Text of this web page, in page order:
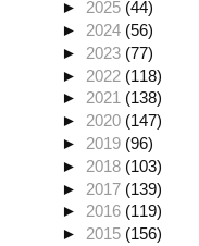
► 2025 (44)
► 2024 (56)
► 2023 (77)
► 2022 (118)
►2021 (138)
► 2020 (147)
► 2019 (96)
► 2018 (103)
► 2017 (139)
►2016 (119)
► 2015 (156)